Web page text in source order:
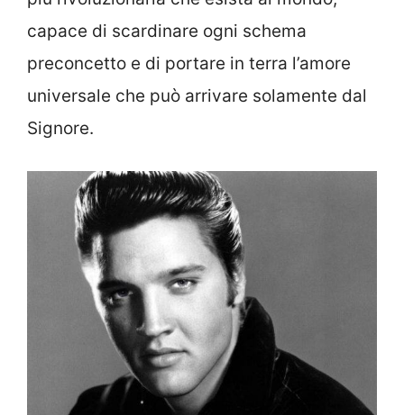
capace di scardinare ogni schema
preconcetto e di portare in terra l’amore
universale che può arrivare solamente dal
Signore.